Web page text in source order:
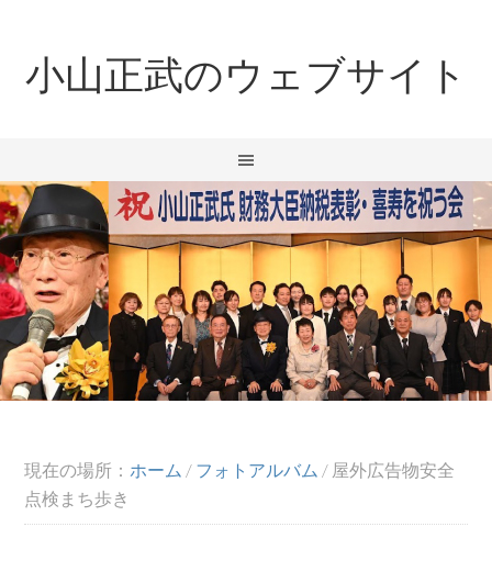
小山正武のウェブサイト
現在の場所： ホーム / フォトアルバム / 屋外広告物安全
点検まち歩き